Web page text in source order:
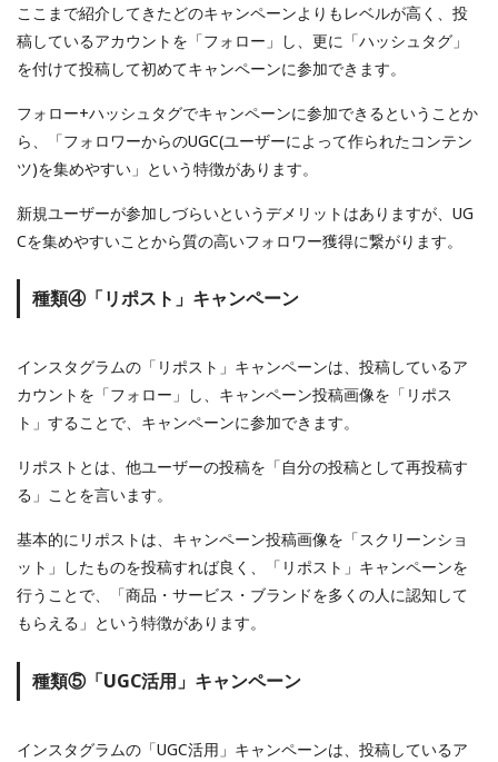
ここまで紹介してきたどのキャンペーンよりもレベルが高く、投
稿しているアカウントを「フォロー」し、更に「ハッシュタグ」
を付けて投稿して初めてキャンペーンに参加できます。
フォロー+ハッシュタグでキャンペーンに参加できるということか
ら、「フォロワーからのUGC(ユーザーによって作られたコンテン
ツ)を集めやすい」という特徴があります。
新規ユーザーが参加しづらいというデメリットはありますが、UG
Cを集めやすいことから質の高いフォロワー獲得に繋がります。
種類④「リポスト」キャンペーン
インスタグラムの「リポスト」キャンペーンは、投稿しているア
カウントを「フォロー」し、キャンペーン投稿画像を「リポス
ト」することで、キャンペーンに参加できます。
リポストとは、他ユーザーの投稿を「自分の投稿として再投稿す
る」ことを言います。
基本的にリポストは、キャンペーン投稿画像を「スクリーンショ
ット」したものを投稿すれば良く、「リポスト」キャンペーンを
行うことで、「商品・サービス・ブランドを多くの人に認知して
もらえる」という特徴があります。
種類⑤「UGC活用」キャンペーン
インスタグラムの「UGC活用」キャンペーンは、投稿しているア